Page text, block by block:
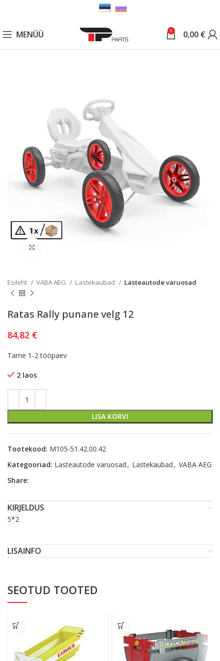
MENÜÜ 0 0,00 €
Esileht VABA AEG Lastekaubad Lasteautode varuosad
Ratas Rally punane velg 12
84,82 €
Tarne 1-2 tööpaev
2 laos
LISA KORVI
Tootekood: M105-51.42.00.42
Kategooriad: Lasteautode varuosad , Lastekaubad , VABA AEG
Share:
KIRJELDUS
5*2
LISAINFO
SEOTUD TOOTED